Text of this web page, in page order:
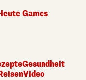
Games
Gesundheit
Video